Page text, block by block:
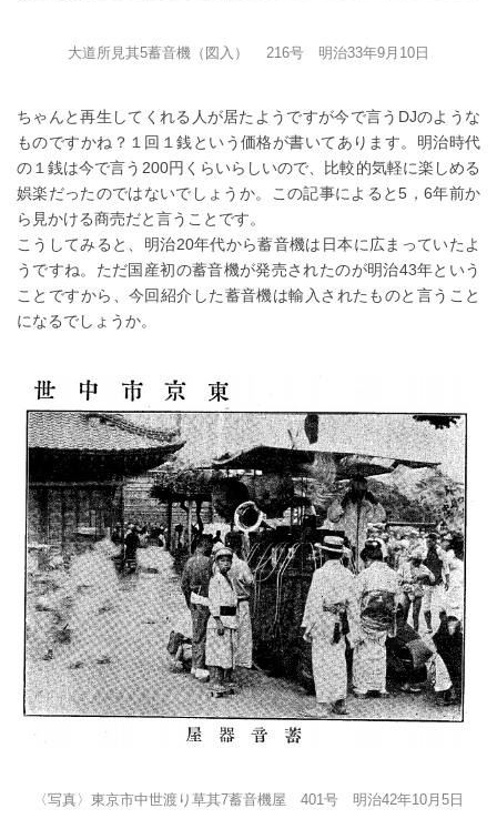
大道所見其5蓄音機（図入） 216号 明治33年9月10日
ちゃんと再生してくれる人が居たようですが今で言うDJのような
ものですかね？１回１銭という価格が書いてあります。明治時代
の１銭は今で言う200円くらいらしいので、比較的気軽に楽しめる
娯楽だったのではないでしょうか。この記事によると5，6年前か
ら見かける商売だと言うことです。
こうしてみると、明治20年代から蓄音機は日本に広まっていたよ
うですね。ただ国産初の蓄音機が発売されたのが明治43年という
ことですから、今回紹介した蓄音機は輸入されたものと言うこと
になるでしょうか。
〈写真〉東京市中世渡り草其7蓄音機屋 401号 明治42年10月5日